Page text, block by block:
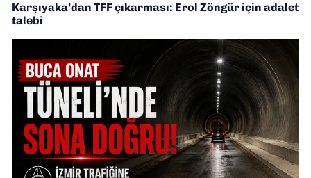
Karşıyaka’dan TFF çıkarması: Erol Zöngür için adalet
talebi